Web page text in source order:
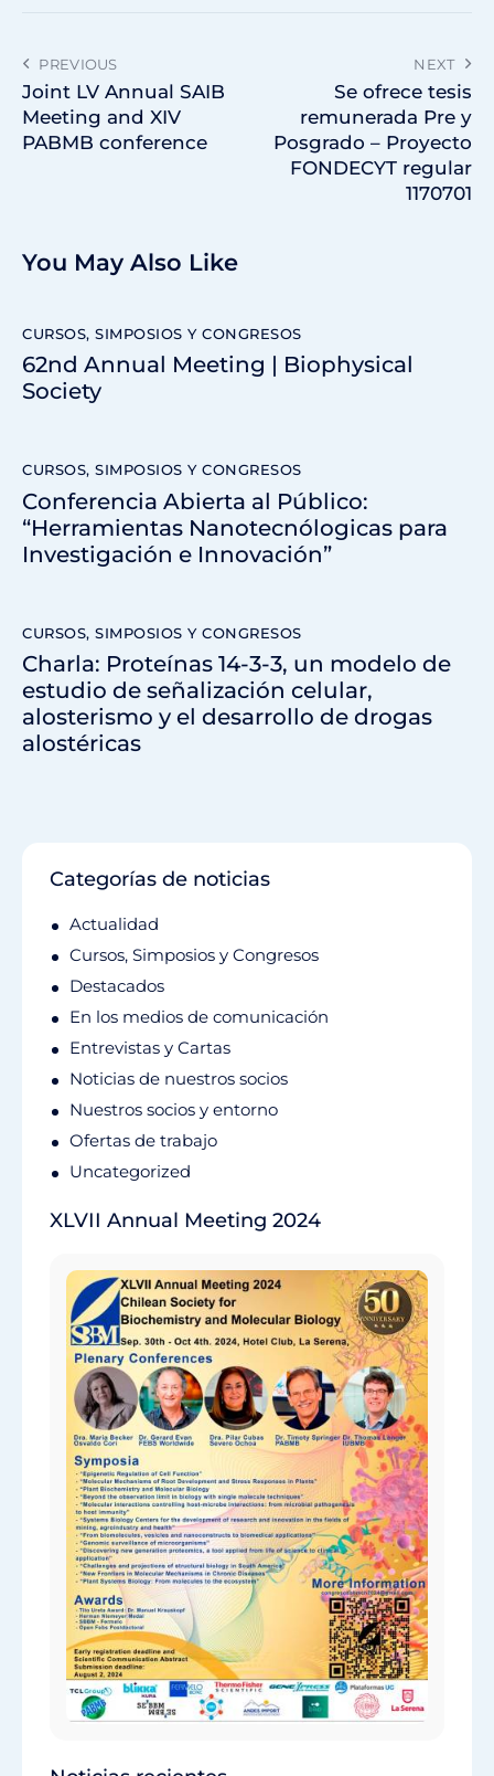
PREVIOUS
Joint LV Annual SAIB
Meeting and XIV
PABMB conference
NEXT
Se ofrece tesis
remunerada Pre y
Posgrado – Proyecto
FONDECYT regular
1170701
You May Also Like
CURSOS, SIMPOSIOS Y CONGRESOS
62nd Annual Meeting | Biophysical
Society
CURSOS, SIMPOSIOS Y CONGRESOS
Conferencia Abierta al Público:
“Herramientas Nanotecnólogicas para
Investigación e Innovación”
CURSOS, SIMPOSIOS Y CONGRESOS
Charla: Proteínas 14-3-3, un modelo de
estudio de señalización celular,
alosterismo y el desarrollo de drogas
alostéricas
Categorías de noticias
Actualidad
Cursos, Simposios y Congresos
Destacados
En los medios de comunicación
Entrevistas y Cartas
Noticias de nuestros socios
Nuestros socios y entorno
Ofertas de trabajo
Uncategorized
XLVII Annual Meeting 2024